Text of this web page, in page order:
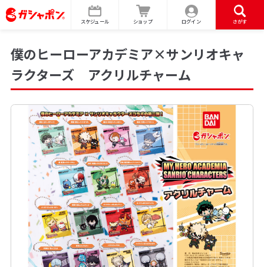
スケジュール ショップ ログイン さがす
僕のヒーローアカデミア×サンリオキャ
ラクターズ アクリルチャーム